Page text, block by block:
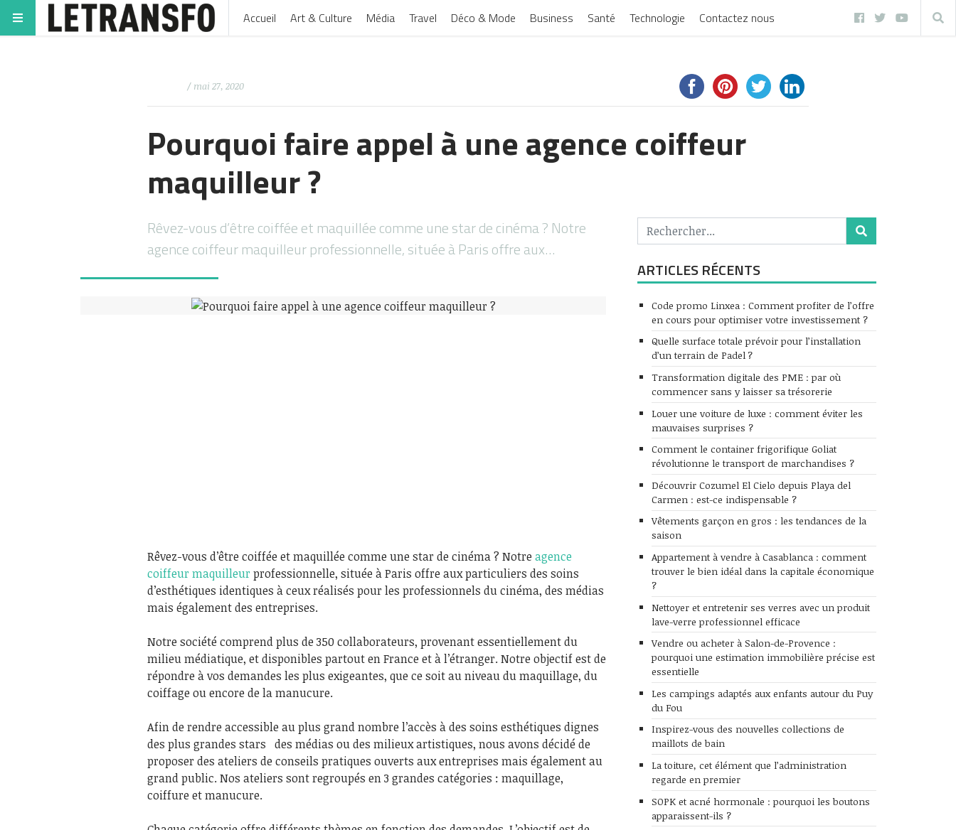
Accueil Art & Culture Média Travel Déco & Mode Business Santé Technologie Contactez nous
/ mai 27, 2020
Pourquoi faire appel à une agence coiffeur
maquilleur ?
Rêvez-vous d’être coiffée et maquillée comme une star de cinéma ? Notre
agence coiffeur maquilleur professionnelle, située à Paris offre aux…
Rêvez-vous d’être coiffée et maquillée comme une star de cinéma ? Notre agence
coiffeur maquilleur professionnelle, située à Paris offre aux particuliers des soins
d’esthétiques identiques à ceux réalisés pour les professionnels du cinéma, des médias
mais également des entreprises.
Notre société comprend plus de 350 collaborateurs, provenant essentiellement du
milieu médiatique, et disponibles partout en France et à l’étranger. Notre objectif est de
répondre à vos demandes les plus exigeantes, que ce soit au niveau du maquillage, du
coiffage ou encore de la manucure.
Afin de rendre accessible au plus grand nombre l’accès à des soins esthétiques dignes
des plus grandes stars des médias ou des milieux artistiques, nous avons décidé de
proposer des ateliers de conseils pratiques ouverts aux entreprises mais également au
grand public. Nos ateliers sont regroupés en 3 grandes catégories : maquillage,
coiffure et manucure.
ARTICLES RÉCENTS
Code promo Linxea : Comment profiter de l’offre
en cours pour optimiser votre investissement ?
Quelle surface totale prévoir pour l’installation
d’un terrain de Padel ?
Transformation digitale des PME : par où
commencer sans y laisser sa trésorerie
Louer une voiture de luxe : comment éviter les
mauvaises surprises ?
Comment le container frigorifique Goliat
révolutionne le transport de marchandises ?
Découvrir Cozumel El Cielo depuis Playa del
Carmen : est-ce indispensable ?
Vêtements garçon en gros : les tendances de la
saison
Appartement à vendre à Casablanca : comment
trouver le bien idéal dans la capitale économique
?
Nettoyer et entretenir ses verres avec un produit
lave-verre professionnel efficace
Vendre ou acheter à Salon-de-Provence :
pourquoi une estimation immobilière précise est
essentielle
Les campings adaptés aux enfants autour du Puy
du Fou
Inspirez-vous des nouvelles collections de
maillots de bain
La toiture, cet élément que l’administration
regarde en premier
SOPK et acné hormonale : pourquoi les boutons
apparaissent-ils ?